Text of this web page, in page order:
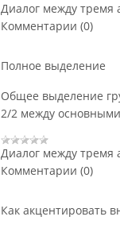
Диалог между тремя
Комментарии (0)
Полное выделение
Общее выделение
2/2 между
Диалог между тремя
Комментарии (0)
Как акцентировать